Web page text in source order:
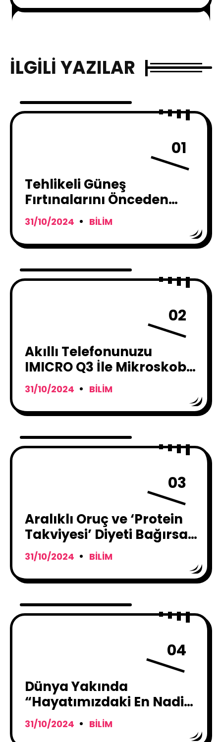
İLGILI YAZILAR
01
Tehlikeli Güneş
Fırtınalarını Önceden
Tahmin Etmenin Yolu
Bulundu !
31/10/2024 BILIM
02
Akıllı Telefonunuzu
IMICRO Q3 İle Mikroskoba
Dönüştürün
31/10/2024 BILIM
03
Aralıklı Oruç ve ‘Protein
Takviyesi’ Diyeti Bağırsak
Mikrobiyom Çeşitliliğini
Artırıyor !
31/10/2024 BILIM
04
Dünya Yakında
“Hayatımızdaki En Nadir
Uzay Olaylarından
Birine” Tanık Olacak
31/10/2024 BILIM